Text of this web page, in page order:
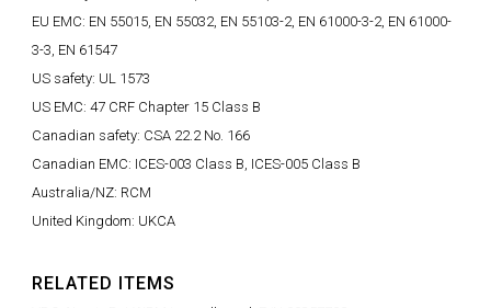
EU EMC: EN 55015, EN 55032, EN 55103-2, EN 61000-3-2, EN 61000-
3-3, EN 61547
US safety: UL 1573
US EMC: 47 CRF Chapter 15 Class B
Canadian safety: CSA 22.2 No. 166
Canadian EMC: ICES-003 Class B, ICES-005 Class B
Australia/NZ: RCM
United Kingdom: UKCA
RELATED ITEMS